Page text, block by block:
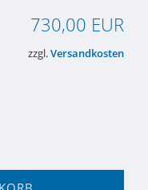
730,00 EUR
zzgl.Versandkosten